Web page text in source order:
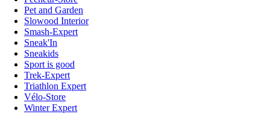
Pet and Garden
Slowood Interior
Smash-Expert
Sneak'In
Sneakids
Sport is good
Trek-Expert
Triathlon Expert
Vélo-Store
Winter Expert